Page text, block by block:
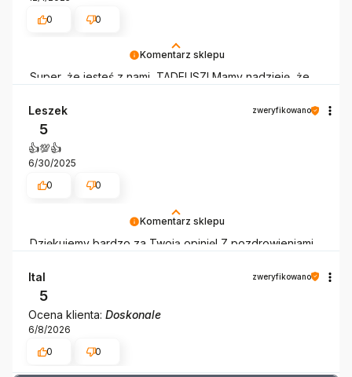
Komentarz sklepu
Super, że jesteś z nami, TADEUSZ! Mamy nadzieję, że
0
0
Komentarz sklepu
Dziękujemy bardzo za Twoją opinię! Z pozdrowieniami,
Leszek zweryfikowano
5
👍️💯👍️
6/30/2025
0
0
Ital zweryfikowano
5
Ocena klienta: Doskonale
6/8/2026
0
0